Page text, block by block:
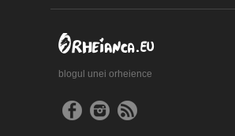
blogul unei orheience